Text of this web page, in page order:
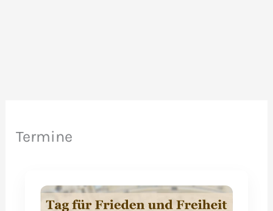
Termine